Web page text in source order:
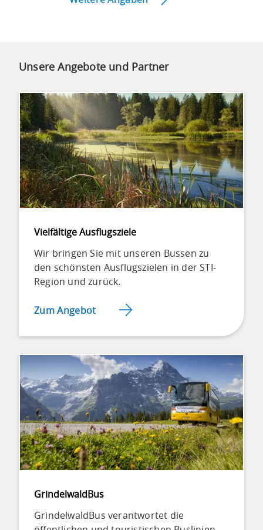
Unsere Angebote und Partner
Vielfältige Ausflugsziele
Wir bringen Sie mit unseren Bussen zu
den schönsten Ausflugszielen in der STI-
Region und zurück.
Zum Angebot
GrindelwaldBus
GrindelwaldBus verantwortet die